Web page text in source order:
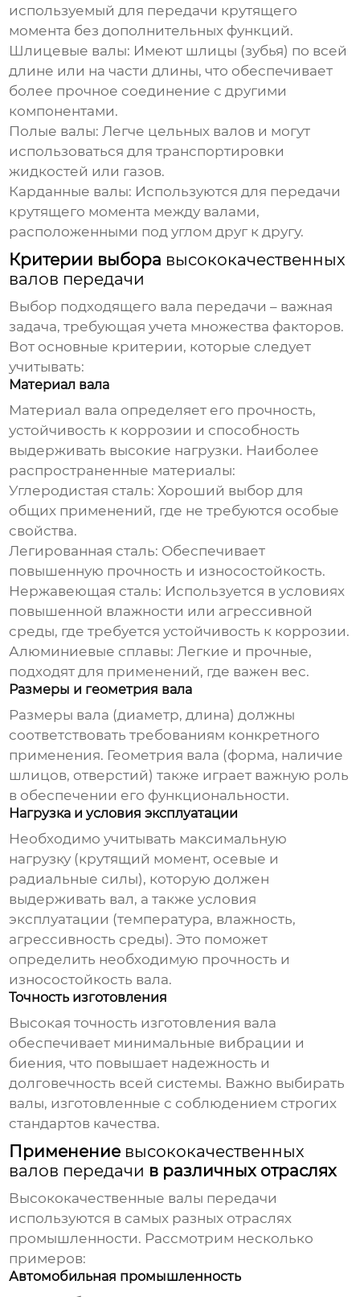
используемый для передачи крутящего
момента без дополнительных функций.
Шлицевые валы: Имеют шлицы (зубья) по всей
длине или на части длины, что обеспечивает
более прочное соединение с другими
компонентами.
Полые валы: Легче цельных валов и могут
использоваться для транспортировки
жидкостей или газов.
Карданные валы: Используются для передачи
крутящего момента между валами,
расположенными под углом друг к другу.
Критерии выбора высококачественных
валов передачи
Выбор подходящего вала передачи – важная
задача, требующая учета множества факторов.
Вот основные критерии, которые следует
учитывать:
Материал вала
Материал вала определяет его прочность,
устойчивость к коррозии и способность
выдерживать высокие нагрузки. Наиболее
распространенные материалы:
Углеродистая сталь: Хороший выбор для
общих применений, где не требуются особые
свойства.
Легированная сталь: Обеспечивает
повышенную прочность и износостойкость.
Нержавеющая сталь: Используется в условиях
повышенной влажности или агрессивной
среды, где требуется устойчивость к коррозии.
Алюминиевые сплавы: Легкие и прочные,
подходят для применений, где важен вес.
Размеры и геометрия вала
Размеры вала (диаметр, длина) должны
соответствовать требованиям конкретного
применения. Геометрия вала (форма, наличие
шлицов, отверстий) также играет важную роль
в обеспечении его функциональности.
Нагрузка и условия эксплуатации
Необходимо учитывать максимальную
нагрузку (крутящий момент, осевые и
радиальные силы), которую должен
выдерживать вал, а также условия
эксплуатации (температура, влажность,
агрессивность среды). Это поможет
определить необходимую прочность и
износостойкость вала.
Точность изготовления
Высокая точность изготовления вала
обеспечивает минимальные вибрации и
биения, что повышает надежность и
долговечность всей системы. Важно выбирать
валы, изготовленные с соблюдением строгих
стандартов качества.
Применение высококачественных
валов передачи в различных отраслях
Высококачественные валы передачи
используются в самых разных отраслях
промышленности. Рассмотрим несколько
примеров:
Автомобильная промышленность